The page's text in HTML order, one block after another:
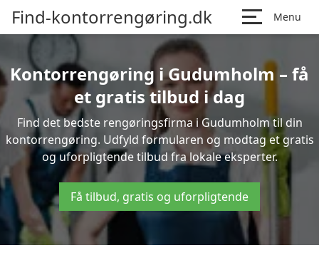
Find-kontorrengøring.dk Menu
Kontorrengøring i Gudumholm – få
et gratis tilbud i dag
Find det bedste rengøringsfirma i Gudumholm til din
kontorrengøring. Udfyld formularen og modtag et gratis
og uforpligtende tilbud fra lokale eksperter.
Få tilbud, gratis og uforpligtende